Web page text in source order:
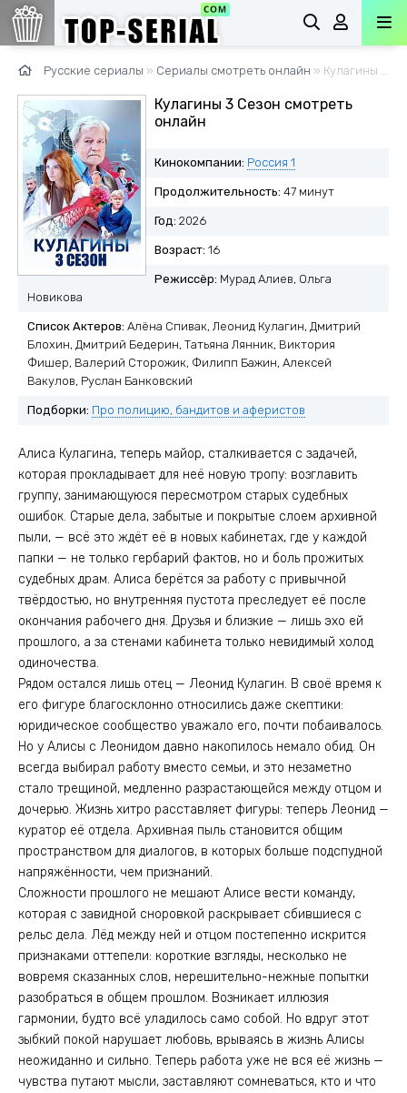
Русские сериалы » Сериалы смотреть онлайн » Кулагины 3 Сезон
Кулагины 3 Сезон смотреть
онлайн
Кинокомпании: Россия 1
Продолжительность: 47 минут
Год: 2026
Возраст: 16
Режиссёр: Мурад Алиев, Ольга
Новикова
Список Актеров: Алёна Спивак, Леонид Кулагин, Дмитрий
Блохин, Дмитрий Бедерин, Татьяна Лянник, Виктория
Фишер, Валерий Сторожик, Филипп Бажин, Алексей
Вакулов, Руслан Банковский
Подборки: Про полицию, бандитов и аферистов
Алиса Кулагина, теперь майор, сталкивается с задачей,
которая прокладывает для неё новую тропу: возглавить
группу, занимающуюся пересмотром старых судебных
ошибок. Старые дела, забытые и покрытые слоем архивной
пыли, — всё это ждёт её в новых кабинетах, где у каждой
папки — не только гербарий фактов, но и боль прожитых
судебных драм. Алиса берётся за работу с привычной
твёрдостью, но внутренняя пустота преследует её после
окончания рабочего дня. Друзья и близкие — лишь эхо ей
прошлого, а за стенами кабинета только невидимый холод
одиночества.
Рядом остался лишь отец — Леонид Кулагин. В своё время к
его фигуре благосклонно относились даже скептики:
юридическое сообщество уважало его, почти побаивалось.
Но у Алисы с Леонидом давно накопилось немало обид. Он
всегда выбирал работу вместо семьи, и это незаметно
стало трещиной, медленно разрастающейся между отцом и
дочерью. Жизнь хитро расставляет фигуры: теперь Леонид —
куратор её отдела. Архивная пыль становится общим
пространством для диалогов, в которых больше подспудной
напряжённости, чем признаний.
Сложности прошлого не мешают Алисе вести команду,
которая с завидной сноровкой раскрывает сбившиеся с
рельс дела. Лёд между ней и отцом постепенно искрится
признаками оттепели: короткие взгляды, несколько не
вовремя сказанных слов, нерешительно-нежные попытки
разобраться в общем прошлом. Возникает иллюзия
гармонии, будто всё уладилось само собой. Но вдруг этот
зыбкий покой нарушает любовь, врываясь в жизнь Алисы
неожиданно и сильно. Теперь работа уже не вся её жизнь —
чувства путают мысли, заставляют сомневаться, кто и что